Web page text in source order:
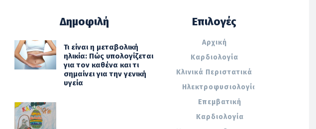
Δημοφιλή
Τι είναι η μεταβολική
ηλικία: Πώς υπολογίζεται
για τον καθένα και τι
σημαίνει για την γενική
υγεία
Επιλογές
Αρχική
Καρδιολογία
Κλινικά Περιστατικά
Ηλεκτροφυσιολογία
Επεμβατική
Καρδιολογία